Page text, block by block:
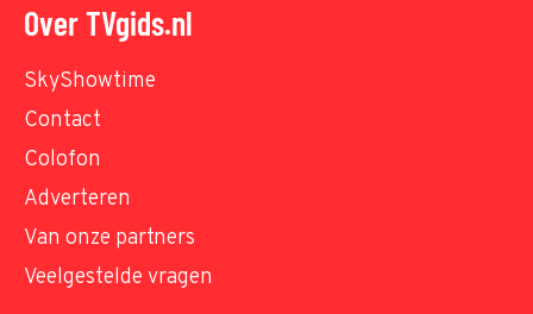
Over TVgids.nl
SkyShowtime
Contact
Colofon
Adverteren
Van onze partners
Veelgestelde vragen